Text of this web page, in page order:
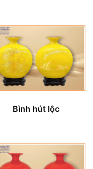
Bình hút lộc